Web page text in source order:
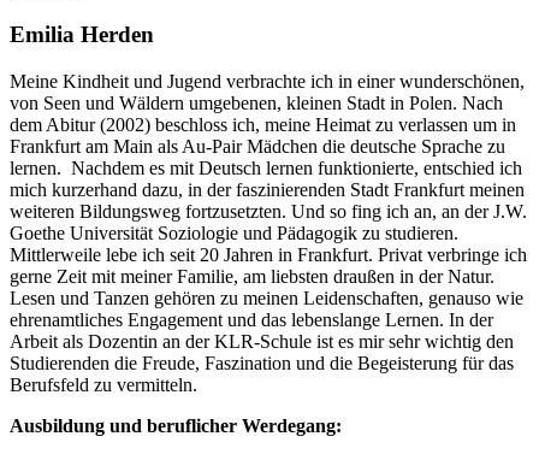
Emilia Herden
Meine Kindheit und Jugend verbrachte ich in einer wunderschönen,
von Seen und Wäldern umgebenen, kleinen Stadt in Polen. Nach
dem Abitur (2002) beschloss ich, meine Heimat zu verlassen um in
Frankfurt am Main als Au-Pair Mädchen die deutsche Sprache zu
lernen. Nachdem es mit Deutsch lernen funktionierte, entschied ich
mich kurzerhand dazu, in der faszinierenden Stadt Frankfurt meinen
weiteren Bildungsweg fortzusetzten. Und so fing ich an, an der J.W.
Goethe Universität Soziologie und Pädagogik zu studieren.
Mittlerweile lebe ich seit 20 Jahren in Frankfurt. Privat verbringe ich
gerne Zeit mit meiner Familie, am liebsten draußen in der Natur.
Lesen und Tanzen gehören zu meinen Leidenschaften, genauso wie
ehrenamtliches Engagement und das lebenslange Lernen. In der
Arbeit als Dozentin an der KLR-Schule ist es mir sehr wichtig den
Studierenden die Freude, Faszination und die Begeisterung für das
Berufsfeld zu vermitteln.
Ausbildung und beruflicher Werdegang: